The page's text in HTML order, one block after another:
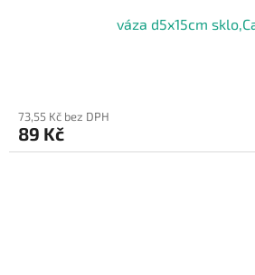
váza d5x15cm
73,55 Kč bez DPH
89 Kč